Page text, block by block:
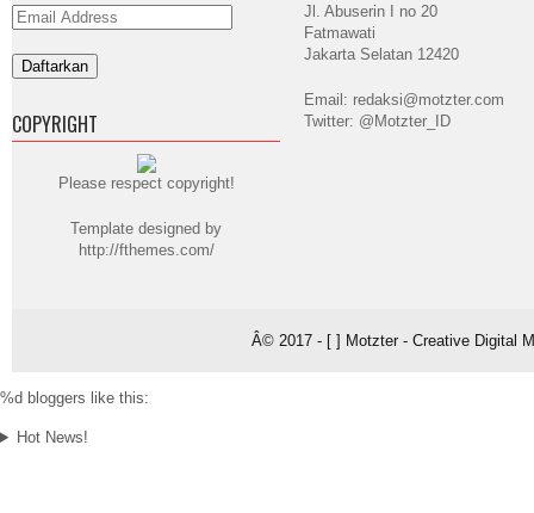
Email
Address
COPYRIGHT
Please respect copyright!
Template designed by
http://fthemes.com/
Jl. Abuserin I no 20
Fatmawati
Jakarta Selatan 12420
Email: redaksi@motzter.com
Twitter: @Motzter_ID
Â© 2017 - [ ] Motzter - Creative Digital
%d bloggers like this:
Hot News!